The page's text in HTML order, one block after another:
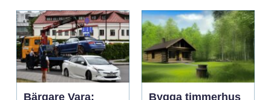
Bärgare Vara:
Bygga timmerhus